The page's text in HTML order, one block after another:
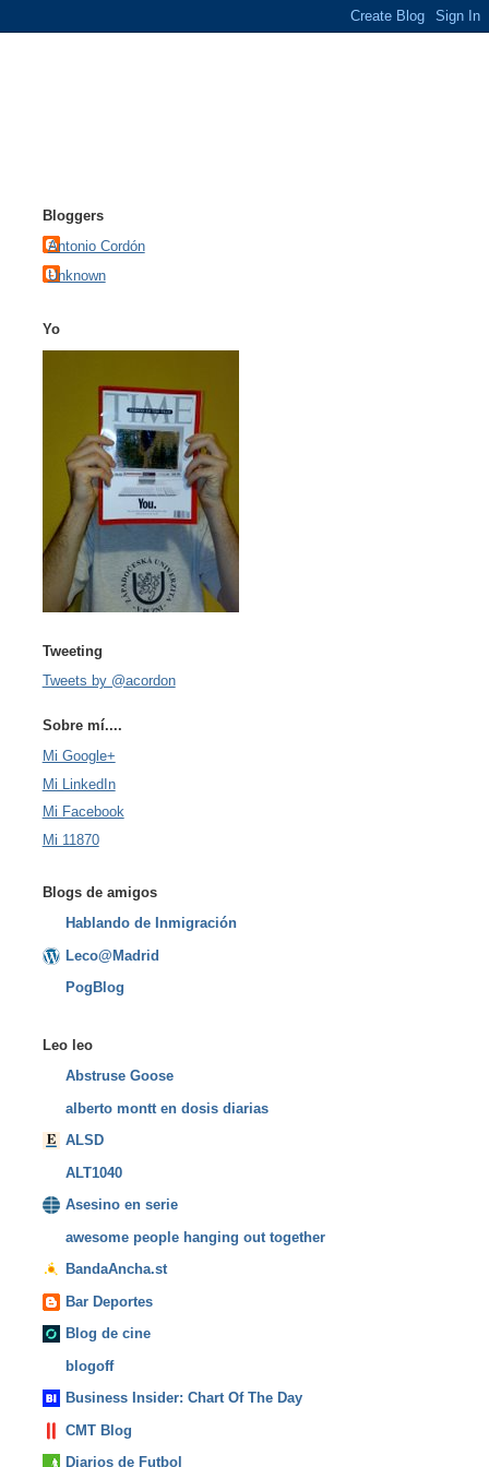
Bloggers
Antonio Cordón
Unknown
Yo
Tweeting
Tweets by @acordon
Sobre mí....
Mi Google+
Mi LinkedIn
Mi Facebook
Mi 11870
Blogs de amigos
Hablando de Inmigración
Leco@Madrid
PogBlog
Leo leo
Abstruse Goose
alberto montt en dosis diarias
ALSD
ALT1040
Asesino en serie
awesome people hanging out together
BandaAncha.st
Bar Deportes
Blog de cine
blogoff
Business Insider: Chart Of The Day
CMT Blog
Diarios de Futbol